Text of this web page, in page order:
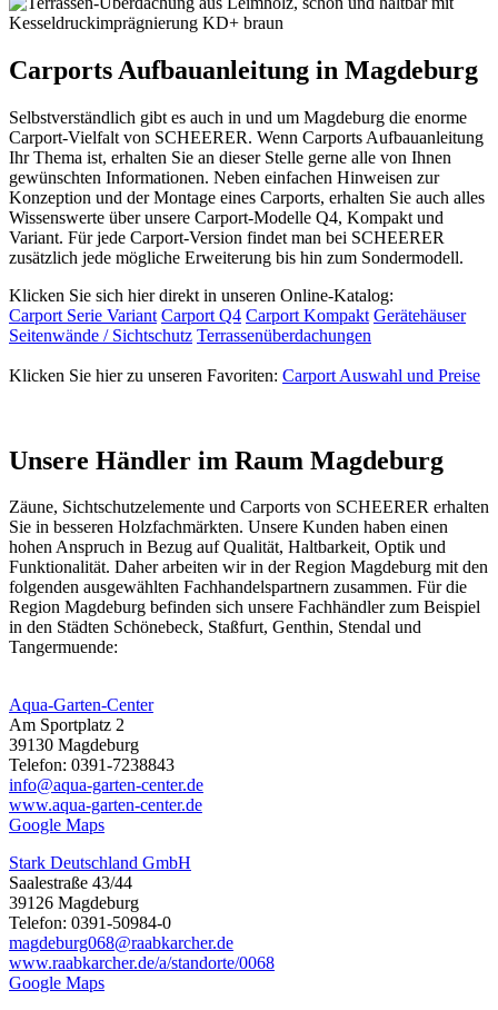
Carports Aufbauanleitung in Magdeburg
Selbstverständlich gibt es auch in und um Magdeburg die enorme
Carport-Vielfalt von SCHEERER. Wenn Carports Aufbauanleitung
Ihr Thema ist, erhalten Sie an dieser Stelle gerne alle von Ihnen
gewünschten Informationen. Neben einfachen Hinweisen zur
Konzeption und der Montage eines Carports, erhalten Sie auch alles
Wissenswerte über unsere Carport-Modelle Q4, Kompakt und
Variant. Für jede Carport-Version findet man bei SCHEERER
zusätzlich jede mögliche Erweiterung bis hin zum Sondermodell.
Klicken Sie sich hier direkt in unseren Online-Katalog:
Carport Serie Variant Carport Q4 Carport Kompakt Gerätehäuser
Seitenwände / Sichtschutz Terrassenüberdachungen
Klicken Sie hier zu unseren Favoriten: Carport Auswahl und Preise
Unsere Händler im Raum Magdeburg
Zäune, Sichtschutzelemente und Carports von SCHEERER erhalten
Sie in besseren Holzfachmärkten. Unsere Kunden haben einen
hohen Anspruch in Bezug auf Qualität, Haltbarkeit, Optik und
Funktionalität. Daher arbeiten wir in der Region Magdeburg mit den
folgenden ausgewählten Fachhandelspartnern zusammen. Für die
Region Magdeburg befinden sich unsere Fachhändler zum Beispiel
in den Städten Schönebeck, Staßfurt, Genthin, Stendal und
Tangermuende:
Aqua-Garten-Center
Am Sportplatz 2
39130 Magdeburg
Telefon: 0391-7238843
info@aqua-garten-center.de
www.aqua-garten-center.de
Google Maps
Stark Deutschland GmbH
Saalestraße 43/44
39126 Magdeburg
Telefon: 0391-50984-0
magdeburg068@raabkarcher.de
www.raabkarcher.de/a/standorte/0068
Google Maps